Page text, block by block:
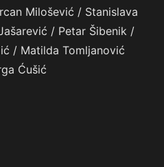
Milošević / Stanislava
/ Petar Šibenik /
/ Matilda Tomljanović
Ćušić